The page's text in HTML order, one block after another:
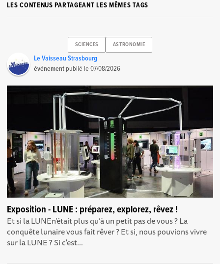
LES CONTENUS PARTAGEANT LES MÊMES TAGS
SCIENCES ASTRONOMIE
Le Vaisseau Strasbourg
événement publié le07/08/2026
Exposition - LUNE : préparez, explorez, rêvez !
Et si la LUNEn’était plus qu’à un petit pas de vous ? La
conquête lunaire vous fait rêver ? Et si, nous pouvions vivre
sur la LUNE ? Si c'est...